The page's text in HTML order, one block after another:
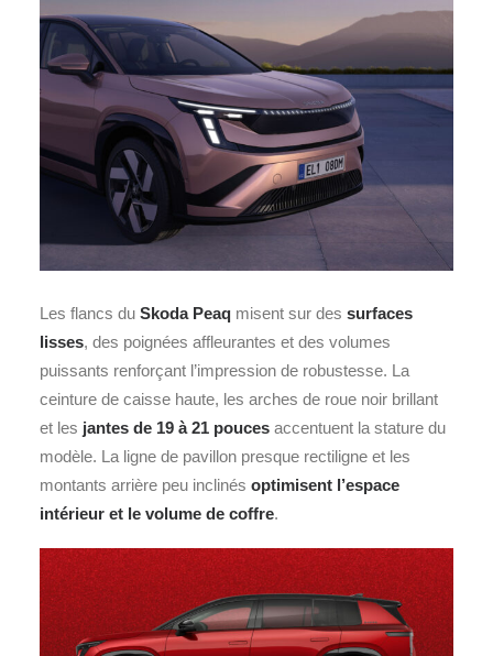
Les flancs du Skoda Peaq misent sur des surfaces
lisses, des poignées affleurantes et des volumes
puissants renforçant l’impression de robustesse. La
ceinture de caisse haute, les arches de roue noir brillant
et les jantes de 19 à 21 pouces accentuent la stature du
modèle. La ligne de pavillon presque rectiligne et les
montants arrière peu inclinés optimisent l’espace
intérieur et le volume de coffre.